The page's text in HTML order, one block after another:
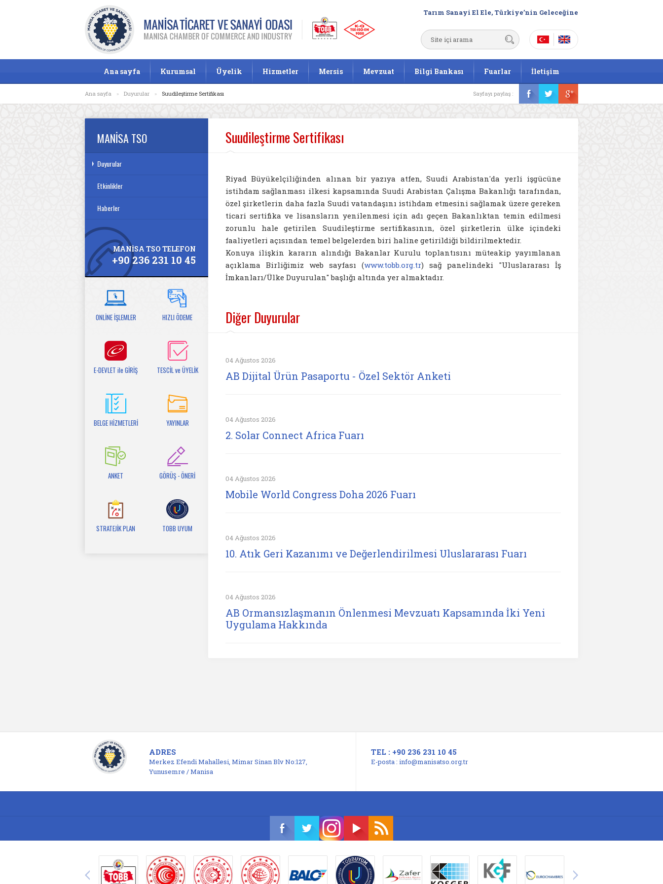
Tarım Sanayi El Ele, Türkiye’nin Geleceğine
Ana sayfa Kurumsal Üyelik Hizmetler Mersis Mevzuat Bilgi Bankası Fuarlar İletişim
Ana sayfa » Duyurular » Suudileştirme Sertifikası Sayfayı paylaş :
MANİSA TSO
Duyurular
Etkinlikler
Haberler
MANİSA TSO TELEFON
+90 236 231 10 45
ONLİNE İŞLEMLER HIZLI ÖDEME
E-DEVLET ile GİRİŞ TESCİL ve ÜYELİK
BELGE HİZMETLERİ YAYINLAR
ANKET GÖRÜŞ - ÖNERİ
STRATEJİK PLAN TOBB UYUM
Suudileştirme Sertifikası
Riyad Büyükelçiliğinden alınan bir yazıya atfen, Suudi Arabistan'da yerli işgücüne
istihdam sağlanması ilkesi kapsamında Suudi Arabistan Çalışma Bakanlığı tarafından,
özel şirketlerin daha fazla Suudi vatandaşını istihdam etmesini sağlamak üzere gereken
ticari sertifika ve lisansların yenilenmesi için adı geçen Bakanlıktan temin edilmesi
zorunlu hale getirilen Suudileştirme sertifikasının, özel şirketlerin ülke içindeki
faaliyetleri açısından temel belgelerden biri haline getirildiği bildirilmektedir.
Konuya ilişkin kararın alındığı Bakanlar Kurulu toplantısını müteakip yayımlanan
açıklama Birliğimiz web sayfası (www.tobb.org.tr) sağ panelindeki "Uluslararası İş
İmkanları/Ülke Duyurulan" başlığı altında yer almaktadır.
Diğer Duyurular
04 Ağustos 2026
AB Dijital Ürün Pasaportu - Özel Sektör Anketi
04 Ağustos 2026
2. Solar Connect Africa Fuarı
04 Ağustos 2026
Mobile World Congress Doha 2026 Fuarı
04 Ağustos 2026
10. Atık Geri Kazanımı ve Değerlendirilmesi Uluslararası Fuarı
04 Ağustos 2026
AB Ormansızlaşmanın Önlenmesi Mevzuatı Kapsamında İki Yeni
Uygulama Hakkında
ADRES
Merkez Efendi Mahallesi, Mimar Sinan Blv No:127,
Yunusemre / Manisa
TEL : +90 236 231 10 45
E-posta : info@manisatso.org.tr